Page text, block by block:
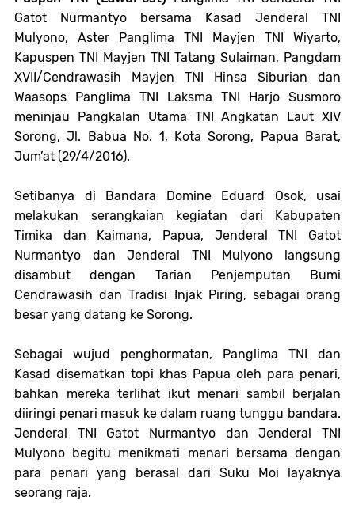
Gatot Nurmantyo bersama Kasad Jenderal TNI
Mulyono, Aster Panglima TNI Mayjen TNI Wiyarto,
Kapuspen TNI Mayjen TNI Tatang Sulaiman, Pangdam
XVII/Cendrawasih Mayjen TNI Hinsa Siburian dan
Waasops Panglima TNI Laksma TNI Harjo Susmoro
meninjau Pangkalan Utama TNI Angkatan Laut XIV
Sorong, Jl. Babua No. 1, Kota Sorong, Papua Barat,
Jum’at (29/4/2016).
Setibanya di Bandara Domine Eduard Osok, usai
melakukan serangkaian kegiatan dari Kabupaten
Timika dan Kaimana, Papua, Jenderal TNI Gatot
Nurmantyo dan Jenderal TNI Mulyono langsung
disambut dengan Tarian Penjemputan Bumi
Cendrawasih dan Tradisi Injak Piring, sebagai orang
besar yang datang ke Sorong.
Sebagai wujud penghormatan, Panglima TNI dan
Kasad disematkan topi khas Papua oleh para penari,
bahkan mereka terlihat ikut menari sambil berjalan
diiringi penari masuk ke dalam ruang tunggu bandara.
Jenderal TNI Gatot Nurmantyo dan Jenderal TNI
Mulyono begitu menikmati menari bersama dengan
para penari yang berasal dari Suku Moi layaknya
seorang raja.